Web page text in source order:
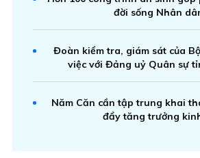
đời sống Nhân
Đoàn kiểm tra, giám sát của
việc với Đảng uỷ Quân sự
Năm Căn cần tập trung khai
đẩy tăng trưởng